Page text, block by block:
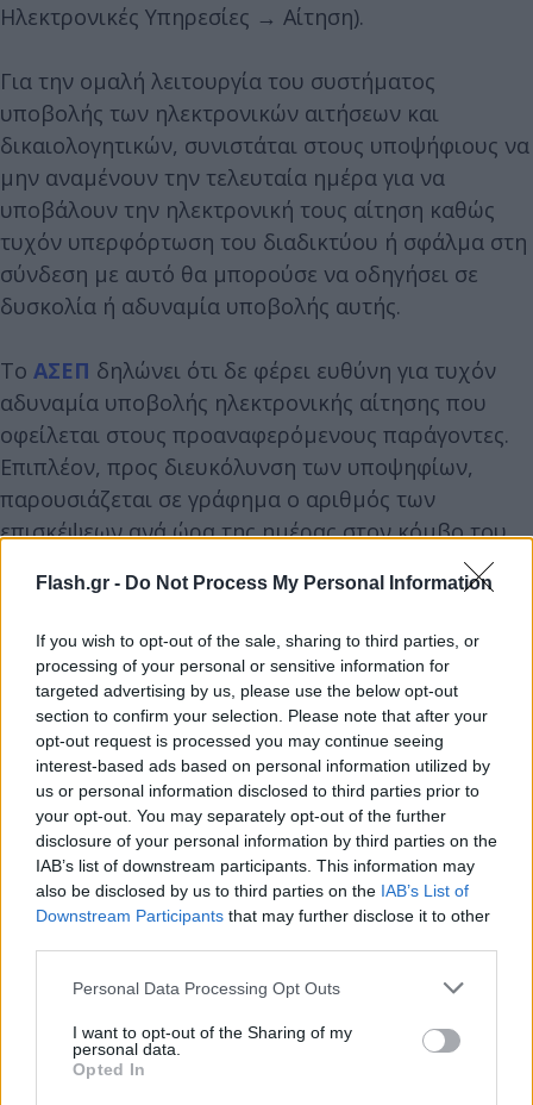
Flash.gr - Do Not Process My Personal Information
If you wish to opt-out of the sale, sharing to third parties, or
processing of your personal or sensitive information for
targeted advertising by us, please use the below opt-out
section to confirm your selection. Please note that after your
opt-out request is processed you may continue seeing
interest-based ads based on personal information utilized by
us or personal information disclosed to third parties prior to
your opt-out. You may separately opt-out of the further
disclosure of your personal information by third parties on the
IAB’s list of downstream participants. This information may
also be disclosed by us to third parties on the IAB’s List of
Downstream Participants that may further disclose it to other
Please note that this website/app uses one or more Google
not limited to your visit or usage behaviour. You may click to
grant or deny consent to Google and its third-party tags to
use your data for below specified purposes in below Google
Personal Data Processing Opt Outs
I want to opt-out of the Sharing of my
personal data.
Opted In
Ηλεκτρονικές Υπηρεσίες → Αίτηση).
Για την ομαλή λειτουργία του συστήματος
υποβολής των ηλεκτρονικών αιτήσεων και
δικαιολογητικών, συνιστάται στους υποψήφιους να
μην αναμένουν την τελευταία ημέρα για να
υποβάλουν την ηλεκτρονική τους αίτηση καθώς
τυχόν υπερφόρτωση του διαδικτύου ή σφάλμα στη
σύνδεση με αυτό θα μπορούσε να οδηγήσει σε
δυσκολία ή αδυναμία υποβολής αυτής.
Το ΑΣΕΠ δηλώνει ότι δε φέρει ευθύνη για τυχόν
αδυναμία υποβολής ηλεκτρονικής αίτησης που
οφείλεται στους προαναφερόμενους παράγοντες.
Επιπλέον, προς διευκόλυνση των υποψηφίων,
παρουσιάζεται σε γράφημα ο αριθμός των
επισκέψεων ανά ώρα της ημέρας στον κόμβο του
ΑΣΕΠ (ενδεικτικά παρατίθεται η κίνηση για τον
μήνα Μάιο 2026 και 2025).